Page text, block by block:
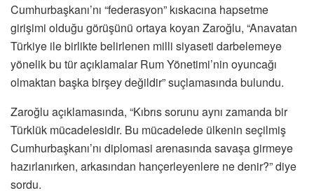
Cumhurbaşkanı’nı “federasyon” kıskacına hapsetme
girişimi olduğu görüşünü ortaya koyan Zaroğlu, “Anavatan
Türkiye ile birlikte belirlenen milli siyaseti darbelemeye
yönelik bu tür açıklamalar Rum Yönetimi’nin oyuncağı
olmaktan başka birşey değildir” suçlamasında bulundu.
Zaroğlu açıklamasında, “Kıbrıs sorunu aynı zamanda bir
Türklük mücadelesidir. Bu mücadelede ülkenin seçilmiş
Cumhurbaşkanı’nı diplomasi arenasında savaşa girmeye
hazırlanırken, arkasından hançerleyenlere ne denir?” diye
sordu.